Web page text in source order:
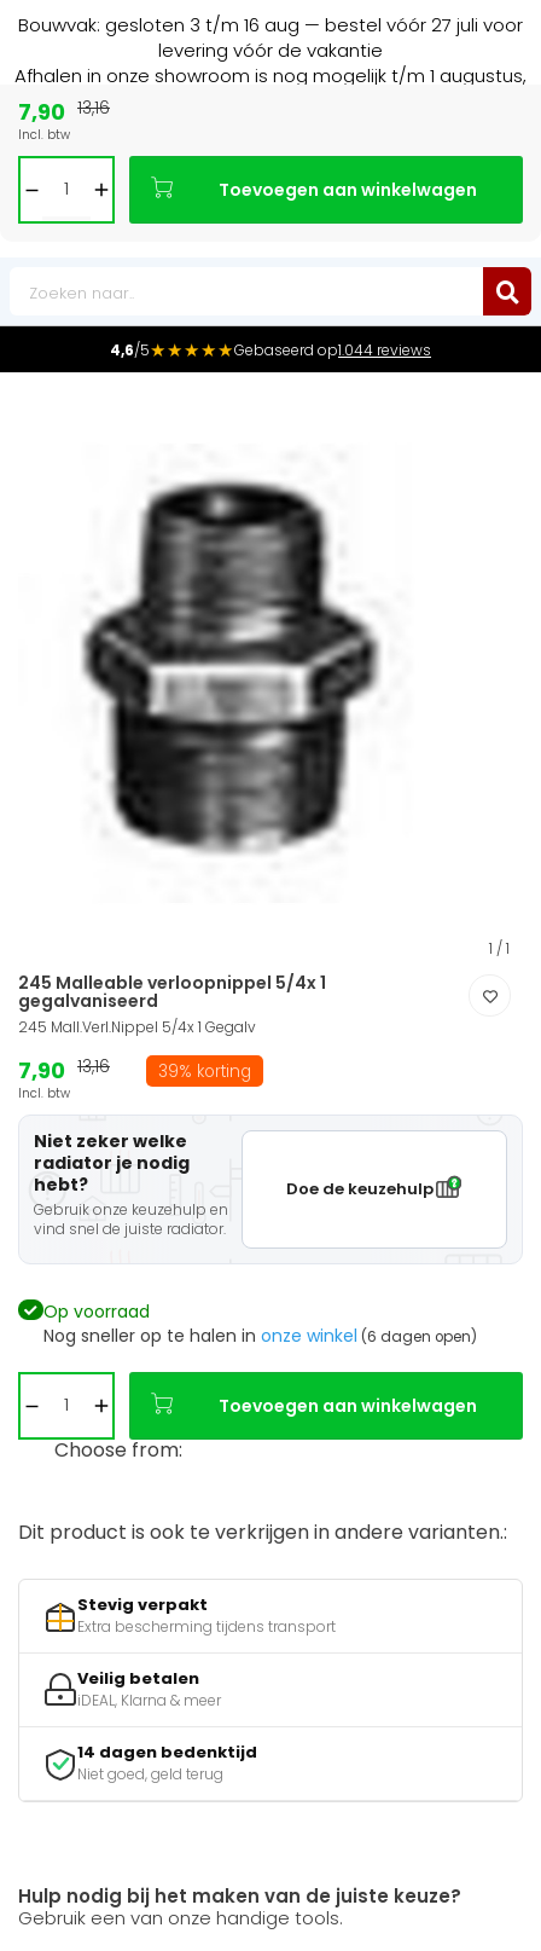
Bouwvak: gesloten 3 t/m 16 aug — bestel vóór 27 juli voor
levering vóór de vakantie
Afhalen in onze showroom is nog mogelijk t/m 1 augustus,
4,6/5★★★★★Gebaseerd op1.044 reviews
1 / 1
245 Malleable verloopnippel 5/4x 1
gegalvaniseerd
245 Mall.Verl.Nippel 5/4x 1 Gegalv
7,90
Incl. btw
13,16 39% korting
Niet zeker welke
radiator je nodig
hebt?
Gebruik onze keuzehulp en
vind snel de juiste radiator.
Doe de keuzehulp
Op voorraad
Nog sneller op te halen in onze winkel (6 dagen open)
Toevoegen aan winkelwagen
7,90
Incl. btw
13,16
Toevoegen aan winkelwagen
Choose from:
Dit product is ook te verkrijgen in andere varianten.:
Stevig verpakt
Extra bescherming tijdens transport
Veilig betalen
iDEAL, Klarna & meer
14 dagen bedenktijd
Niet goed, geld terug
Hulp nodig bij het maken van de juiste keuze?
Gebruik een van onze handige tools.